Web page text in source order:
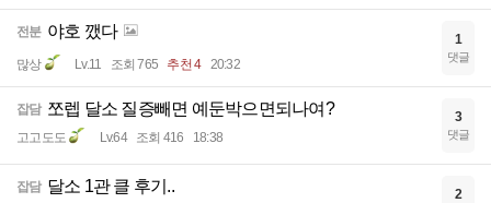
전분 야호 깼다
많상 Lv.11 조회 765 추천 4 20:32
1
댓글
잡담 쪼렙 달소 질증빼면 예둔박으면되나여?
고고도도 Lv.64 조회 416 18:38
3
댓글
잡담 달소 1관 클 후기.. 2